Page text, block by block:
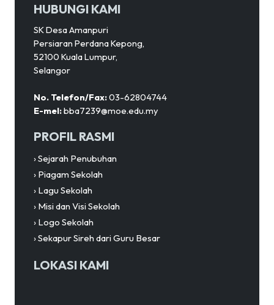
HUBUNGI KAMI
SK Desa Amanpuri
Persiaran Perdana Kepong,
52100 Kuala Lumpur,
Selangor
No. Telefon/Fax:03-62804744
E-mel:bba7239@moe.edu.my
PROFIL RASMI
›Sejarah Penubuhan
› Piagam Sekolah
› Lagu Sekolah
› Misi dan Visi Sekolah
› Logo Sekolah
›Sekapur Sireh dari Guru Besar
LOKASI KAMI